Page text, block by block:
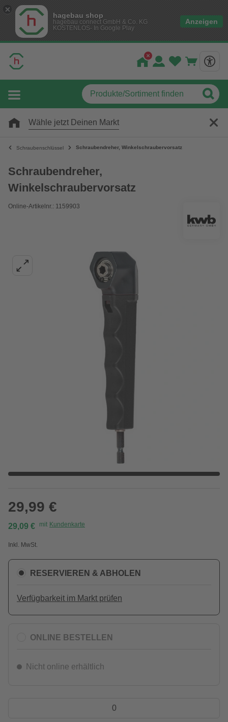
hagebau shop
hagebau connect GmbH & Co. KG
KOSTENLOS- In Google Play
Anzeigen
Wähle jetzt Deinen Markt
Schraubenschlüssel Schraubendreher, Winkelschraubervorsatz
Schraubendreher,
Winkelschraubervorsatz
Online-Artikelnr.: 1159903
29,99 €
29,09 € mit Kundenkarte
Inkl. MwSt.
RESERVIEREN & ABHOLEN
Verfügbarkeit im Markt prüfen
ONLINE BESTELLEN
Nicht online erhältlich